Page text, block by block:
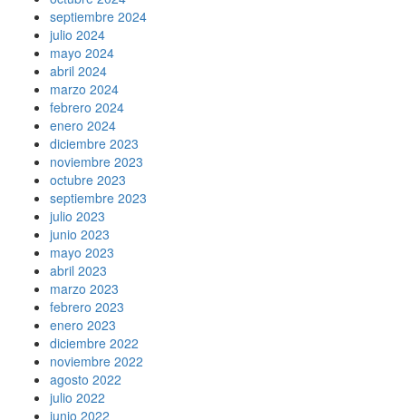
septiembre 2024
julio 2024
mayo 2024
abril 2024
marzo 2024
febrero 2024
enero 2024
diciembre 2023
noviembre 2023
octubre 2023
septiembre 2023
julio 2023
junio 2023
mayo 2023
abril 2023
marzo 2023
febrero 2023
enero 2023
diciembre 2022
noviembre 2022
agosto 2022
julio 2022
junio 2022